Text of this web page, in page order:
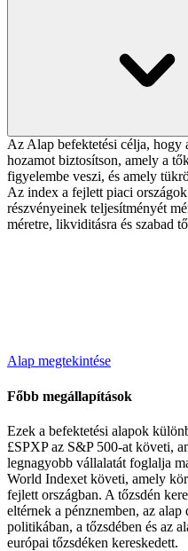
Az Alap befektetési célja, hogy
hozamot biztosítson, amely a
figyelembe veszi, és amely
Az index a fejlett piaci
részvényeinek teljesítményét
méretre, likviditásra és szabad
Alap megtekintése
Főbb megállapítások
Ezek a befektetési alapok
£SPXP az S&P 500-at követi,
legnagyobb vállalatát foglalja
World Indexet követi, amely
fejlett országban. A tőzsdén
eltérnek a pénznemben, az
politikában, a tőzsdében és az
európai tőzsdéken kereskedett.